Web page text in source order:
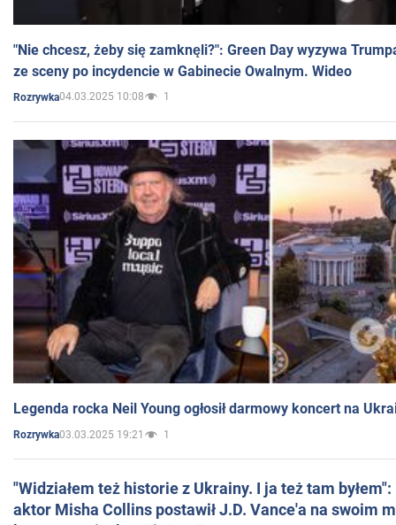
"Nie chcesz, żeby się zamknęli?": Green Day wyzywa
ze sceny po incydencie w Gabinecie Owalnym. Wideo
Rozrywka04.03.2025 10:08 1
Legenda rocka Neil Young ogłosił darmowy koncert na
Rozrywka03.03.2025 19:21 1
"Widziałem też historie z Ukrainy. I ja też tam
aktor Misha Collins postawił J.D. Vance'a na swoim